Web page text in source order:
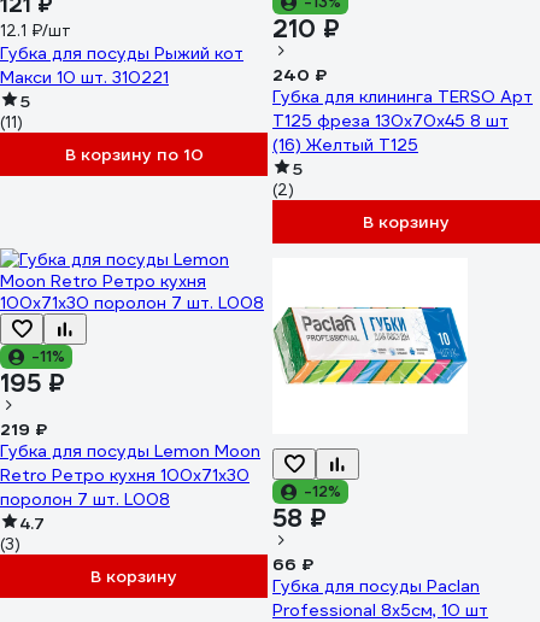
12.1 ₽/шт
Губка для посуды Рыжий кот
Макси 10 шт. 310221
5
(11)
В корзину по 10
210 ₽
240 ₽
Губка для клининга TERSO Арт
Т125 фреза 130x70x45 8 шт
(16) Желтый T125
5
(2)
В корзину
-11%
195 ₽
219 ₽
Губка для посуды Lemon Moon
Retro Ретро кухня 100x71x30
поролон 7 шт. L008
4.7
(3)
В корзину
-12%
58 ₽
66 ₽
Губка для посуды Paclan
Professional 8x5см, 10 шт